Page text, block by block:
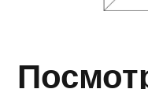
Бронь